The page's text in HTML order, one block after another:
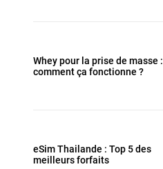
Whey pour la prise de masse :
comment ça fonctionne ?
eSim Thailande : Top 5 des
meilleurs forfaits